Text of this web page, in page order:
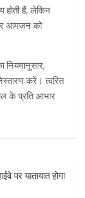
होती हैं, लेकिन
आमजन को
नियमानुसार,
करें। त्वरित
के प्रति आभार
पर यातायात होगा